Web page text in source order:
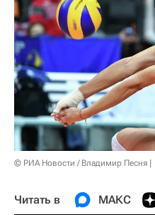
© РИА Новости / Владимир Песня
Читать в МАКС